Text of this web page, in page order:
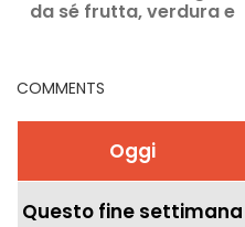
da sé frutta, verdura e
COMMENTS
Oggi
Questo fine settimana